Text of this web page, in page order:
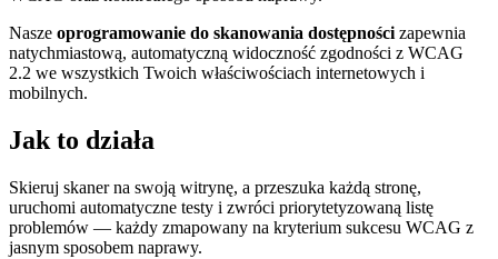
Nasze oprogramowanie do skanowania dostępności zapewnia
natychmiastową, automatyczną widoczność zgodności z WCAG
2.2 we wszystkich Twoich właściwościach internetowych i
mobilnych.
Jak to działa
Skieruj skaner na swoją witrynę, a przeszuka każdą stronę,
uruchomi automatyczne testy i zwróci priorytetyzowaną listę
problemów — każdy zmapowany na kryterium sukcesu WCAG z
jasnym sposobem naprawy.